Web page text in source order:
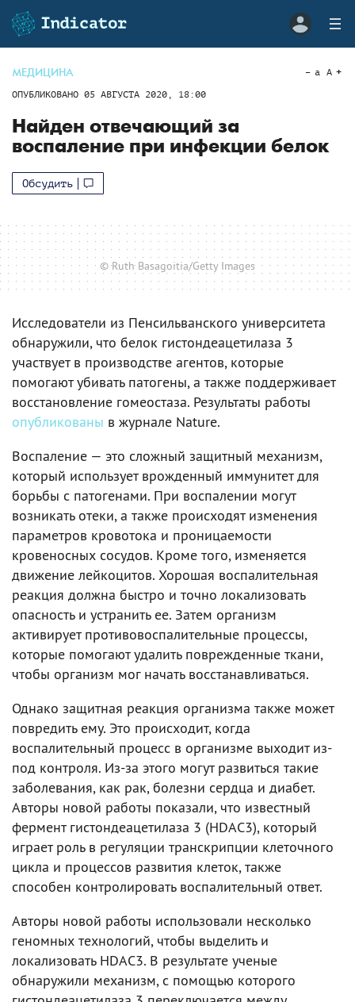
МЕДИЦИНА
ОПУБЛИКОВАНО 05 АВГУСТА 2020, 18:00
a A
Найден отвечающий за
воспаление при инфекции белок
Обсудить
© Ruth Basagoitia/Getty Images
Исследователи из Пенсильванского университета
обнаружили, что белок гистондеацетилаза 3
участвует в производстве агентов, которые
помогают убивать патогены, а также поддерживает
восстановление гомеостаза. Результаты работы
опубликованы в журнале Nature.
Воспаление — это сложный защитный механизм,
который использует врожденный иммунитет для
борьбы с патогенами. При воспалении могут
возникать отеки, а также происходят изменения
параметров кровотока и проницаемости
кровеносных сосудов. Кроме того, изменяется
движение лейкоцитов. Хорошая воспалительная
реакция должна быстро и точно локализовать
опасность и устранить ее. Затем организм
активирует противовоспалительные процессы,
которые помогают удалить поврежденные ткани,
чтобы организм мог начать восстанавливаться.
Однако защитная реакция организма также может
повредить ему. Это происходит, когда
воспалительный процесс в организме выходит из-
под контроля. Из-за этого могут развиться такие
заболевания, как рак, болезни сердца и диабет.
Авторы новой работы показали, что известный
фермент гистондеацетилаза 3 (HDAC3), который
играет роль в регуляции транскрипции клеточного
цикла и процессов развития клеток, также
способен контролировать воспалительный ответ.
Авторы новой работы использовали несколько
геномных технологий, чтобы выделить и
локализовать HDAC3. В результате ученые
обнаружили механизм, с помощью которого